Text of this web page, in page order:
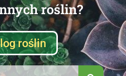
roślin?
roślin